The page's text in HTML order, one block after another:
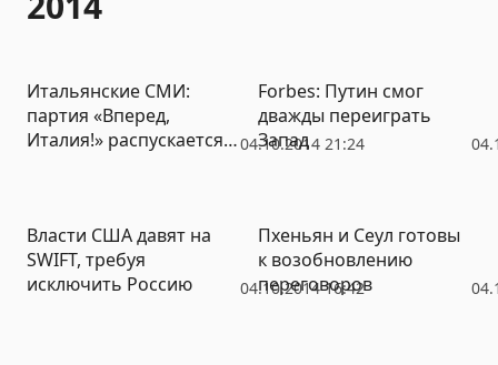
04.10.2014 21:24
Итальянские СМИ:
партия «Вперед,
Италия!» распускается
Forbes: Путин смог
дважды переиграть
Запад
04.10.2014 16:42
Власти США давят на
SWIFT, требуя
исключить Россию
Пхеньян и Сеул готовы
к возобновлению
переговоров